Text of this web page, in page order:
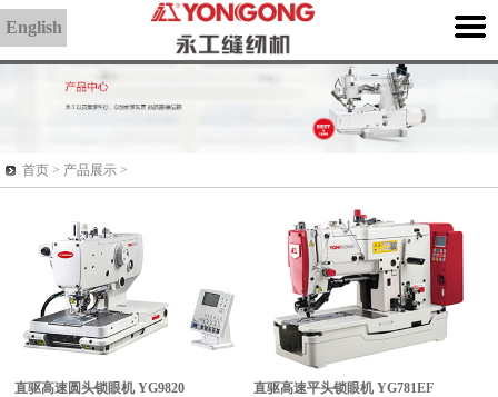
English
首页 > 产品展示 >
直驱高速圆头锁眼机 YG9820 直驱高速平头锁眼机 YG781EF